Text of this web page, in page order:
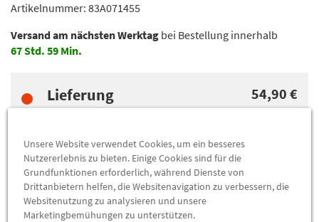
Artikelnummer: 83A071455
Versand am nächsten Werktag bei Bestellung innerhalb
67Std. 59 Min.
Lieferung
Preis inkl.19%MwSt.
54,90 €
Abholung
Preis inkl.19%MwSt.
Abholbar an
diesen Standorten
Unsere Website verwendet Cookies, um ein besseres
Nutzererlebnis zu bieten. Einige Cookies sind für die
Grundfunktionen erforderlich, während Dienste von
Drittanbietern helfen, die Websitenavigation zu verbessern, die
Websitenutzung zu analysieren und unsere
Marketingbemühungen zu unterstützen.